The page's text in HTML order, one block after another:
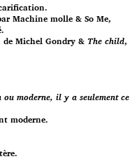
Machine molle & So Me,
de Michel Gondry & The child,
moderne, il y a seulement ce
moderne.